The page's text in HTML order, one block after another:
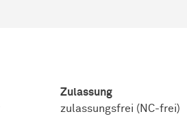
Zulassung
zulassungsfrei (NC-frei)